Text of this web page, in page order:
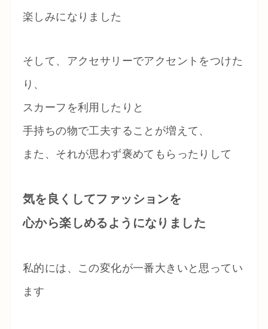
楽しみになりました
そして、アクセサリーでアクセントをつけた
り、
スカーフを利用したりと
手持ちの物で工夫することが増えて、
また、それが思わず褒めてもらったりして
気を良くしてファッションを
心から楽しめるようになりました
私的には、この変化が一番大きいと思ってい
ます